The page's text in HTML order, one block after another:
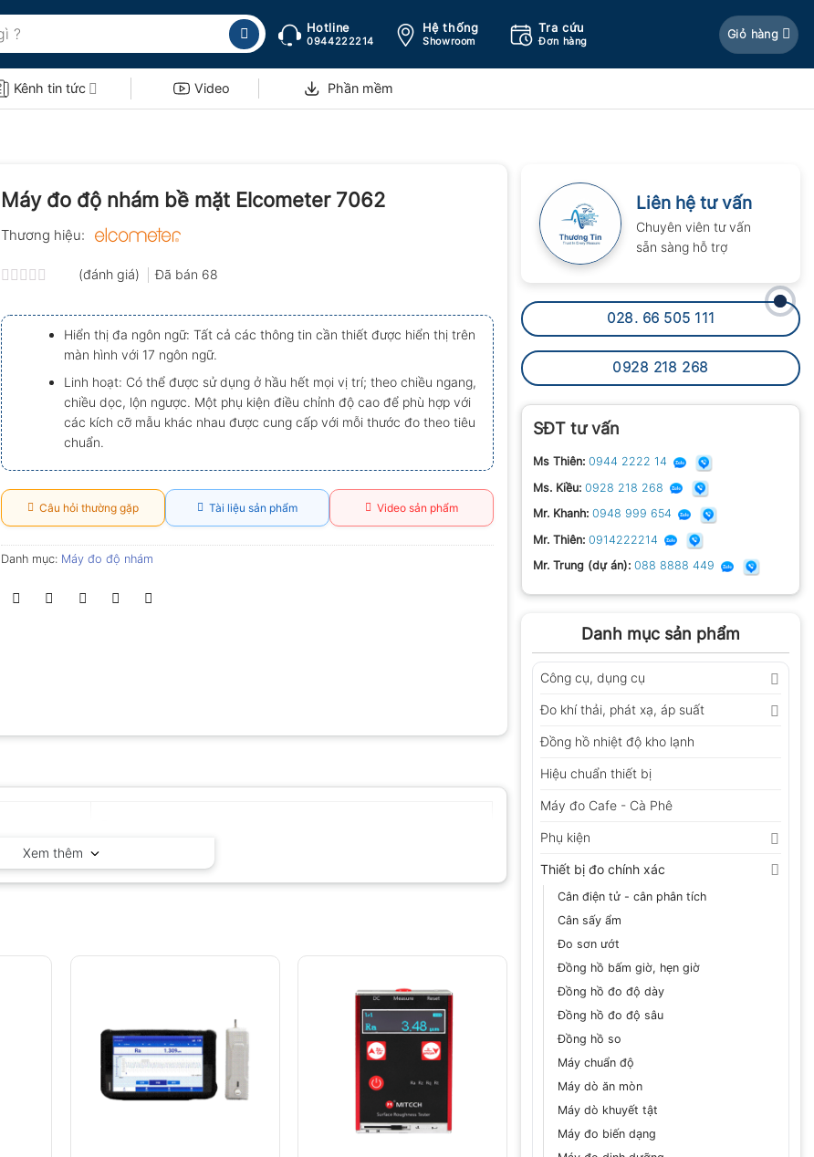
Hotline
0944222214
Hệ thống
Showroom
Tra cứu
Đơn hàng
Giỏ hàng
Kênh tin tức Video Phần mềm
Liên hệ tư vấn
Chuyên viên tư vấn
sẵn sàng hỗ trợ
028. 66 505 111
0928 218 268
SĐT tư vấn
Ms Thiên: 0944 2222 14
Ms. Kiều: 0928 218 268
Mr. Khanh: 0948 999 654
Mr. Thiên: 0914222214
Mr. Trung (dự án): 088 8888 449
Danh mục sản phẩm
Công cụ, dụng cụ
Đo khí thải, phát xạ, áp suất
Đồng hồ nhiệt độ kho lạnh
Hiệu chuẩn thiết bị
Máy đo Cafe - Cà Phê
Phụ kiện
Thiết bị đo chính xác
Cân điện tử - cân phân tích
Cân sấy ẩm
Đo sơn ướt
Đồng hồ bấm giờ, hẹn giờ
Đồng hồ đo độ dày
Đồng hồ đo độ sâu
Đồng hồ so
Máy chuẩn độ
Máy dò ăn mòn
Máy dò khuyết tật
Máy đo biến dạng
Máy đo độ nhám bề mặt Elcometer 7062
Thương hiệu:
xếp
hạng
0.0
5
sao
(đánh giá) Đã bán 68
Hiển thị đa ngôn ngữ: Tất cả các thông tin cần thiết được hiển thị trên
màn hình với 17 ngôn ngữ.
Linh hoạt: Có thể được sử dụng ở hầu hết mọi vị trí; theo chiều ngang,
chiều dọc, lộn ngược. Một phụ kiện điều chỉnh độ cao để phù hợp với
các kích cỡ mẫu khác nhau được cung cấp với mỗi thước đo theo tiêu
chuẩn.
Câu hỏi thường gặp Tài liệu sản phẩm Video sản phẩm
Danh mục: Máy đo độ nhám
Xem thêm